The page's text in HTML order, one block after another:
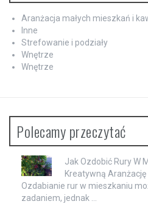
Aranżacja małych mieszkań i
Inne
Strefowanie i podziały
Wnętrze
Wnętrze
Polecamy przeczytać
Jak Ozdobić Rury W
Kreatywną
Ozdabianie rur w mieszkaniu
zadaniem, jednak …